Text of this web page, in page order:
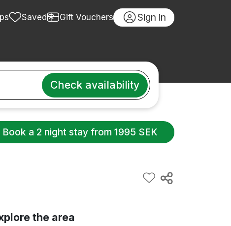
Saved Gift Vouchers Sign in
Check availability
Book a 2 night stay from 1995 SEK
the area